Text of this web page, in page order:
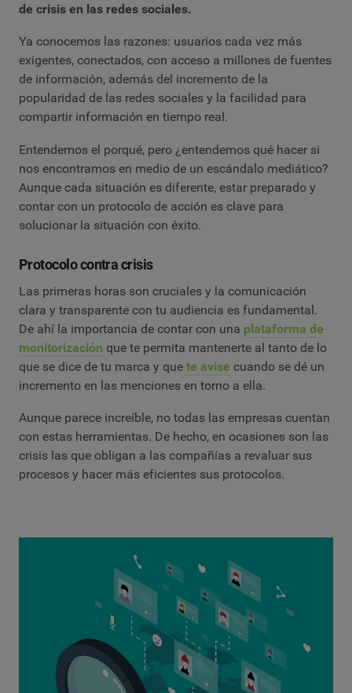
de crisis en las redes sociales.
Ya conocemos las razones: usuarios cada vez más
exigentes, conectados, con acceso a millones de fuentes
de información, además del incremento de la
popularidad de las redes sociales y la facilidad para
compartir información en tiempo real.
Entendemos el porqué, pero ¿entendemos qué hacer si
nos encontramos en medio de un escándalo mediático?
Aunque cada situación es diferente, estar preparado y
contar con un protocolo de acción es clave para
solucionar la situación con éxito.
Protocolo contra crisis
Las primeras horas son cruciales y la comunicación
clara y transparente con tu audiencia es fundamental.
De ahí la importancia de contar con una plataforma de
monitorización que te permita mantenerte al tanto de lo
que se dice de tu marca y que te avise cuando se dé un
incremento en las menciones en torno a ella.
Aunque parece increíble, no todas las empresas cuentan
con estas herramientas. De hecho, en ocasiones son las
crisis las que obligan a las compañías a revaluar sus
procesos y hacer más eficientes sus protocolos.